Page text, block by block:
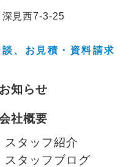
深見西7-3-25
、 お見積・資料請求
お知らせ
社概要
スタッフ紹介
スタッフブログ